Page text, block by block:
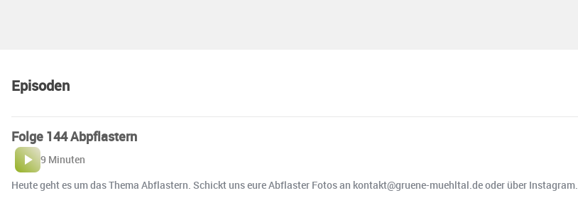
Episoden
Folge 144 Abpflastern
9 Minuten
Heute geht es um das Thema Abflastern. Schickt uns eure Abflaster Fotos an kontakt@gruene-muehltal.de oder über Instagram.